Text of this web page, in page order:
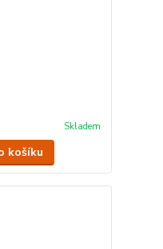
Skladem
košíku